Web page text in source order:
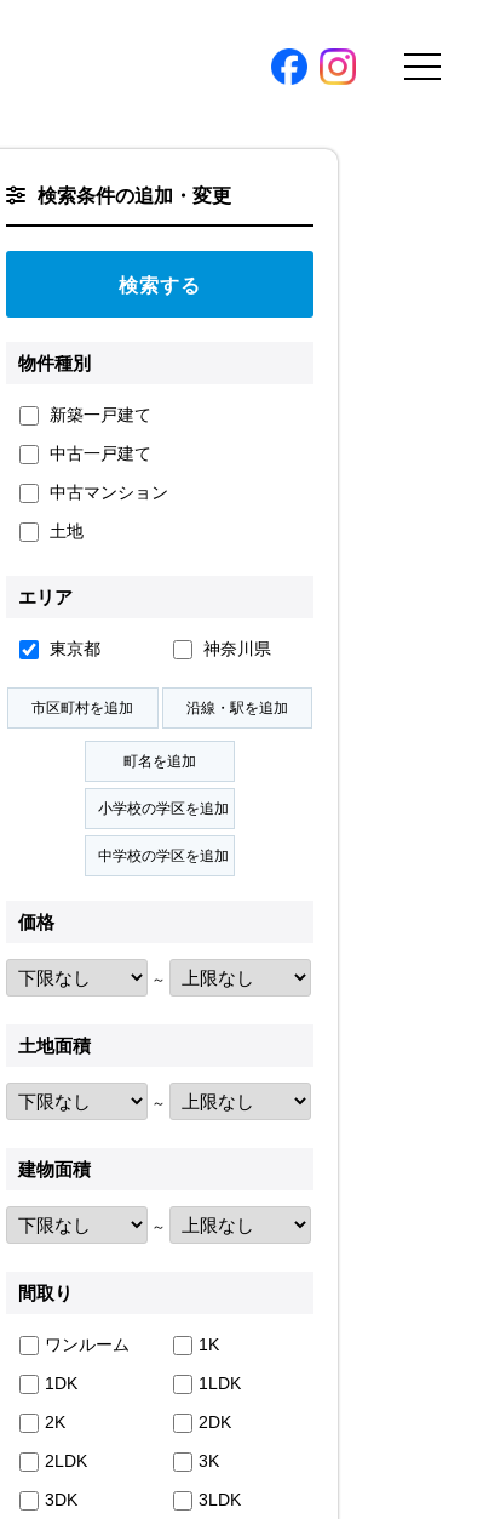
購入トップ
地図から探す
学区から探す
ログイン
お気に入り物件
物件閲覧履歴
検索履歴
会員規約
検索条件の追加・変更
物件種別
新築一戸建て
中古一戸建て
中古マンション
土地
エリア
東京都 神奈川県
価格
～
土地面積
～
建物面積
～
間取り
ワンルーム
1K
1DK
1LDK
2K
2DK
2LDK
3K
3DK
3LDK